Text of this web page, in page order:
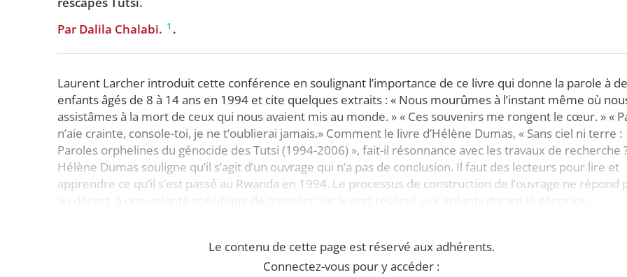
Par Dalila Chalabi. 1 .
Laurent Larcher introduit cette conférence en soulignant l’importance de ce livre qui donne la parole à
enfants âgés de 8 à 14 ans en 1994 et cite quelques extraits : « Nous mourûmes à l’instant même où
assistâmes à la mort de ceux qui nous avaient mis au monde. » « Ces souvenirs me rongent le cœur. » «
n’aie crainte, console-toi, je ne t’oublierai jamais.» Comment le livre d’Hélène Dumas, « Sans ciel ni terre :
Paroles orphelines du génocide des Tutsi (1994-2006) », fait-il résonnance avec les travaux de recherche
Hélène Dumas souligne qu’il s’agit d’un ouvrage qui n’a pas de conclusion. Il faut des lecteurs pour lire et
apprendre ce qu’il s’est passé au Rwanda en 1994. Le processus de construction de l’ouvrage ne répond
au départ, à une volonté spécifique de travailler sur le sort réservé aux enfants durant le génocide....
Le contenu de cette page est réservé aux adhérents.
Connectez-vous pour y accéder :